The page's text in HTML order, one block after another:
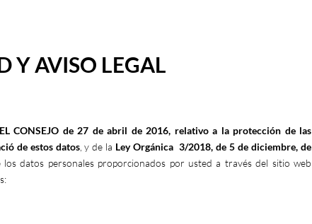
Y AVISO LEGAL
CONSEJO de 27 de abril de 2016, relativo a la protección de las
de estos datos, y de la Ley Orgánica 3/2018, de 5 de diciembre, de
datos personales proporcionados por usted a través del sitio web